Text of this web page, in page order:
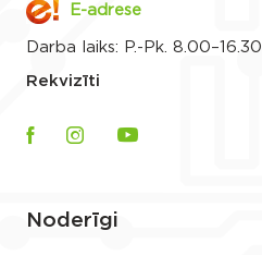
E-adrese
Darba laiks: P.-Pk. 8.00–16.30
Rekvizīti
Noderīgi